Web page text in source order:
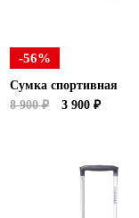
-56%
Сумка спортивная
8 900 ₽
3 900 ₽